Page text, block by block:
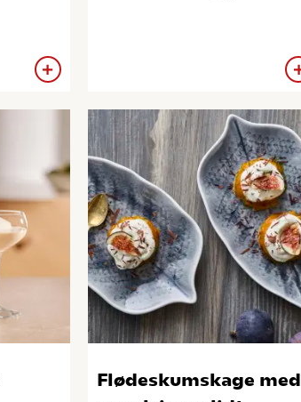
Flødeskumskage med